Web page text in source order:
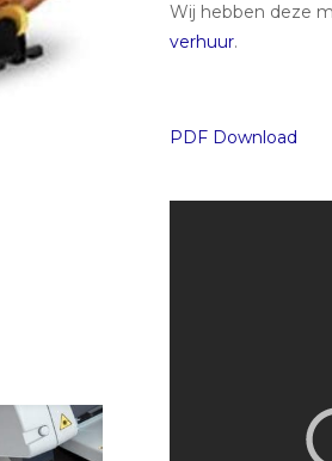
Wij hebben deze
verhuur.
PDF Download